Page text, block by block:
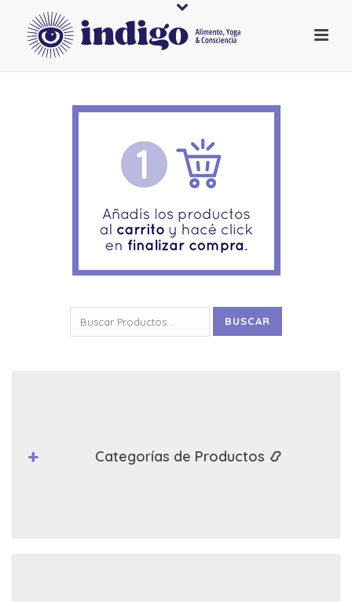
por:
BUSCAR
Categorías de Productos 📿